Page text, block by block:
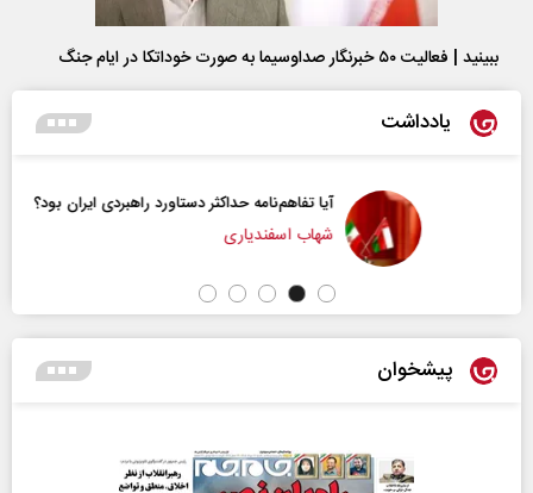
ببینید | فعالیت ۵۰ خبرنگار صداوسیما به صورت خوداتکا در ایام جنگ
یادداشت
آیا تفاهم‌نامه حداکثر دستاورد راهبردی ایران بود؟
شهاب اسفندیاری
پیشخوان